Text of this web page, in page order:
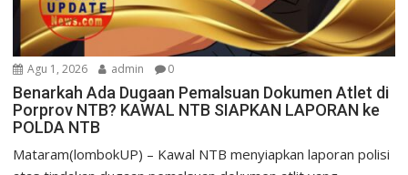
Agu 1, 2026 admin 0
Benarkah Ada Dugaan Pemalsuan Dokumen Atlet di
Porprov NTB? KAWAL NTB SIAPKAN LAPORAN ke
POLDA NTB
Mataram(lombokUP) – Kawal NTB menyiapkan laporan polisi